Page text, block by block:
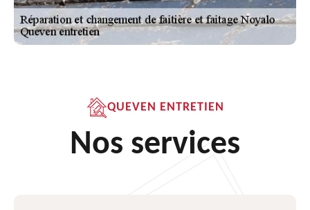
QUEVEN ENTRETIEN
Nos services